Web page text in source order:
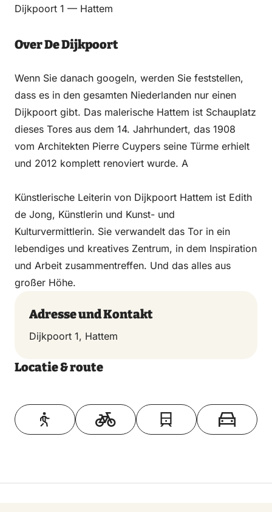
Dijkpoort 1 — Hattem
Over De Dijkpoort
Wenn Sie danach googeln, werden Sie feststellen,
dass es in den gesamten Niederlanden nur einen
Dijkpoort gibt. Das malerische Hattem ist Schauplatz
dieses Tores aus dem 14. Jahrhundert, das 1908
vom Architekten Pierre Cuypers seine Türme erhielt
und 2012 komplett renoviert wurde. A
Künstlerische Leiterin von Dijkpoort Hattem ist Edith
de Jong, Künstlerin und Kunst- und
Kulturvermittlerin. Sie verwandelt das Tor in ein
lebendiges und kreatives Zentrum, in dem Inspiration
und Arbeit zusammentreffen. Und das alles aus
großer Höhe.
Adresse und Kontakt
Dijkpoort 1, Hattem
Locatie & route
Toon op kaart